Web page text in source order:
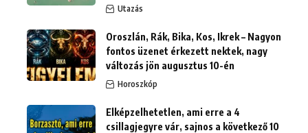
Utazás
Oroszlán, Rák, Bika, Kos, Ikrek – Nagyon
fontos üzenet érkezett nektek, nagy
változás jön augusztus 10-én
Horoszkóp
Elképzelhetetlen, ami erre a 4
csillagjegyre vár, sajnos a következő 10